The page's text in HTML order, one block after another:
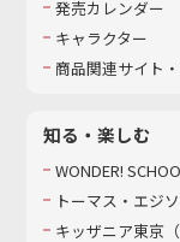
発売カレンダー
キャラクター
商品関連サイト
知る・楽しむ
WONDER!
トーマス・エジ
キッザニア東京